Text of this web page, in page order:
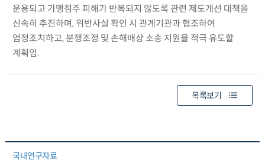
운용되고 가맹점주 피해가 반복되지 않도록 관련 제도개선 대책을
신속히 추진하며, 위반사실 확인 시 관계기관과 협조하여
엄정조치하고, 분쟁조정 및 손해배상 소송 지원을 적극 유도할
계획임.
목록보기
국내연구자료